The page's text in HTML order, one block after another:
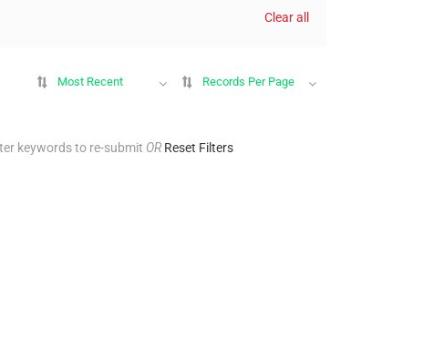
Clear all
Most Recent Records Per Page
keywords to re-submit OR Reset Filters